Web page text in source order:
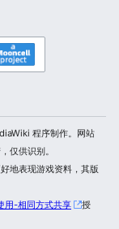
程序制作。网站
仅供识别。
地表现游戏资料，其版
用-相同方式共享
授